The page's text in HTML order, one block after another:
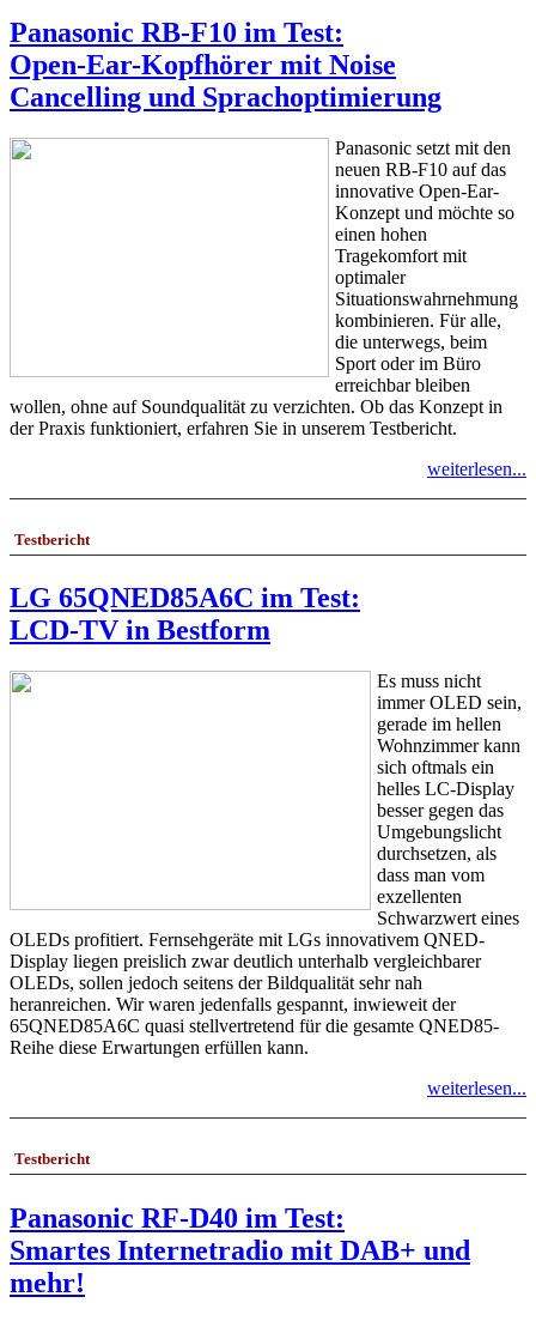
Panasonic RB-F10 im Test:
Open-Ear-Kopfhörer mit Noise
Cancelling und Sprachoptimierung
Panasonic setzt mit den
neuen RB-F10 auf das
innovative Open-Ear-
Konzept und möchte so
einen hohen
Tragekomfort mit
optimaler
Situationswahrnehmung
kombinieren. Für alle,
die unterwegs, beim
Sport oder im Büro
erreichbar bleiben
wollen, ohne auf Soundqualität zu verzichten. Ob das Konzept in
der Praxis funktioniert, erfahren Sie in unserem Testbericht.
weiterlesen...
Testbericht
LG 65QNED85A6C im Test:
LCD-TV in Bestform
Es muss nicht
immer OLED sein,
gerade im hellen
Wohnzimmer kann
sich oftmals ein
helles LC-Display
besser gegen das
Umgebungslicht
durchsetzen, als
dass man vom
exzellenten
Schwarzwert eines
OLEDs profitiert. Fernsehgeräte mit LGs innovativem QNED-
Display liegen preislich zwar deutlich unterhalb vergleichbarer
OLEDs, sollen jedoch seitens der Bildqualität sehr nah
heranreichen. Wir waren jedenfalls gespannt, inwieweit der
65QNED85A6C quasi stellvertretend für die gesamte QNED85-
Reihe diese Erwartungen erfüllen kann.
weiterlesen...
Testbericht
Panasonic RF-D40 im Test:
Smartes Internetradio mit DAB+ und
mehr!